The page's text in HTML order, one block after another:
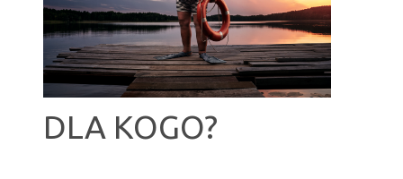
DLA KOGO?